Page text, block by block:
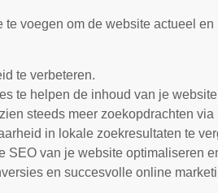
voegen om de website actueel
te verbeteren.
te helpen de inhoud van je
steeds meer zoekopdrachten
in lokale zoekresultaten te
van je website optimaliseren
en succesvolle online